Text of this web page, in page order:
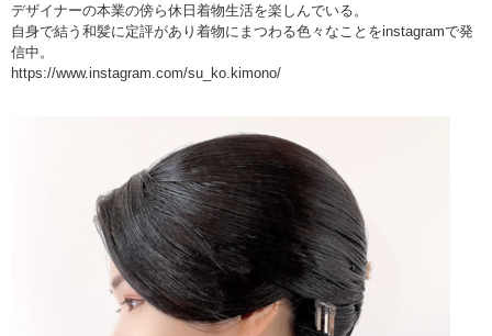
デザイナーの本業の傍ら休日着物生活を楽しんでいる。
自身で結う和髪に定評があり着物にまつわる色々なことをinstagramで発
信中。
https://www.instagram.com/su_ko.kimono/